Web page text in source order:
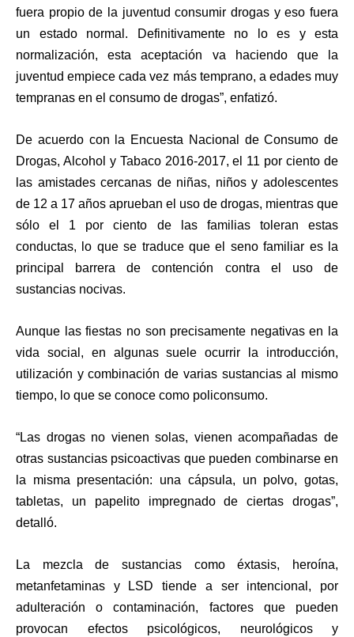
fuera propio de la juventud consumir drogas y eso fuera
un estado normal. Definitivamente no lo es y esta
normalización, esta aceptación va haciendo que la
juventud empiece cada vez más temprano, a edades muy
tempranas en el consumo de drogas”, enfatizó.
De acuerdo con la Encuesta Nacional de Consumo de
Drogas, Alcohol y Tabaco 2016-2017, el 11 por ciento de
las amistades cercanas de niñas, niños y adolescentes
de 12 a 17 años aprueban el uso de drogas, mientras que
sólo el 1 por ciento de las familias toleran estas
conductas, lo que se traduce que el seno familiar es la
principal barrera de contención contra el uso de
sustancias nocivas.
Aunque las fiestas no son precisamente negativas en la
vida social, en algunas suele ocurrir la introducción,
utilización y combinación de varias sustancias al mismo
tiempo, lo que se conoce como policonsumo.
“Las drogas no vienen solas, vienen acompañadas de
otras sustancias psicoactivas que pueden combinarse en
la misma presentación: una cápsula, un polvo, gotas,
tabletas, un papelito impregnado de ciertas drogas”,
detalló.
La mezcla de sustancias como éxtasis, heroína,
metanfetaminas y LSD tiende a ser intencional, por
adulteración o contaminación, factores que pueden
provocan efectos psicológicos, neurológicos y